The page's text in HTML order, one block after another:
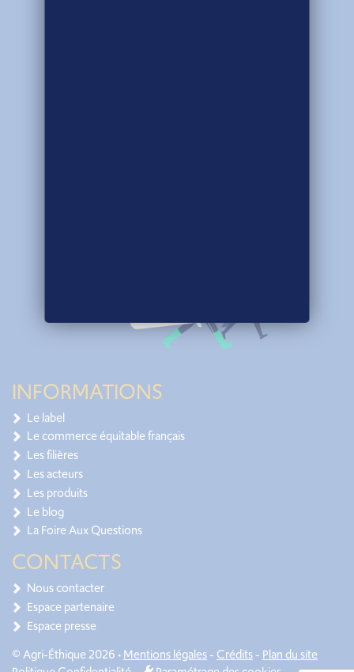
INFORMATIONS
Le label
Le commerce équitable français
Les filières
Les acteurs
Les produits
Le blog
La Foire Aux Questions
CONTACTS
Nous contacter
Espace partenaire
Espace presse
© Agri-Éthique 2026 •Mentions légales- Crédits- Plan du site